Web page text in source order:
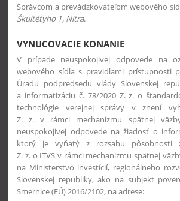
Správcom a prevádzkovateľom webového
Škultétyho 1, Nitra.
VYNUCOVACIE KONANIE
V prípade neuspokojivej odpovede na
webového sídla s pravidlami prístupnosti
Úradu podpredsedu vlády Slovenskej
a informatizáciu č. 78/2020 Z. z. o
technológie verejnej správy v znení
Z. z. v rámci mechanizmu spätnej
neuspokojivej odpovede na žiadosť o
ktorý je vyňatý z rozsahu pôsobnosti
Z. z. o ITVS v rámci mechanizmu spätnej
na Ministerstvo investícií, regionálneho
Slovenskej republiky, ako na subjekt
Smernice (EÚ) 2016/2102, na adrese: